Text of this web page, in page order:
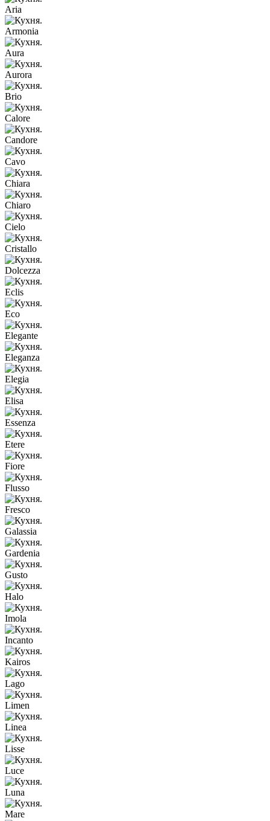
Aria
Armonia
Aura
Aurora
Brio
Calore
Candore
Cavo
Chiara
Chiaro
Cielo
Cristallo
Dolcezza
Eclis
Eco
Elegante
Eleganza
Elegia
Elisa
Essenza
Etere
Fiore
Flusso
Fresco
Galassia
Gardenia
Gusto
Halo
Imola
Incanto
Kairos
Lago
Limen
Linea
Lisse
Luce
Luna
Mare